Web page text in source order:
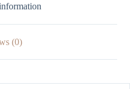
(0)